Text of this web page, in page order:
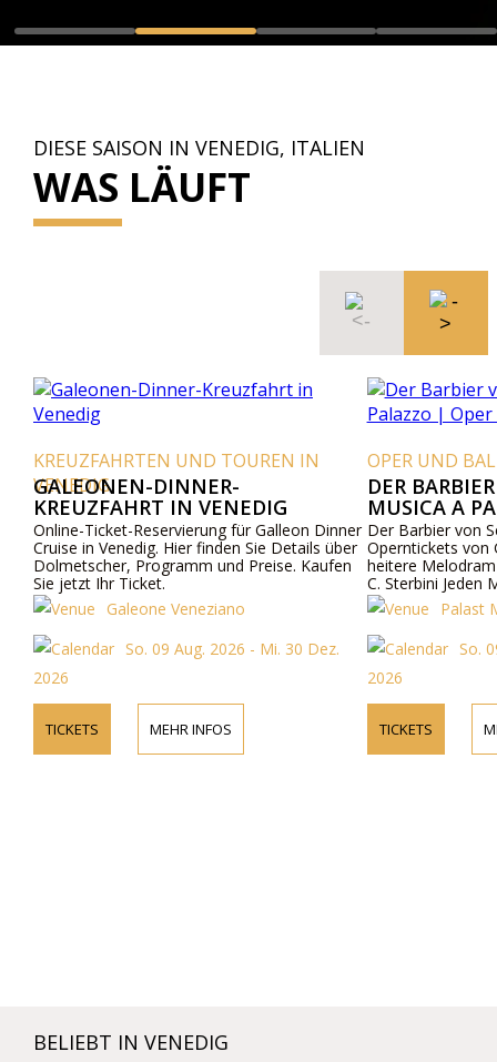
DIESE SAISON IN VENEDIG, ITALIEN
WAS LÄUFT
KREUZFAHRTEN UND TOUREN IN
VENEDIG
GALEONEN-DINNER-
KREUZFAHRT IN VENEDIG
Online-Ticket-Reservierung für Galleon Dinner
Cruise in Venedig. Hier finden Sie Details über
Dolmetscher, Programm und Preise. Kaufen
Sie jetzt Ihr Ticket.
Galeone Veneziano
So. 09 Aug. 2026 - Mi. 30 Dez.
2026
TICKETS MEHR INFOS
OPER UND
DER
MUSICA A
TICKETS
Der Barbier von
Operntickets von
heitere
C. Sterbini Jeden
Palast
So.
2026
TICKETS
BELIEBT IN VENEDIG